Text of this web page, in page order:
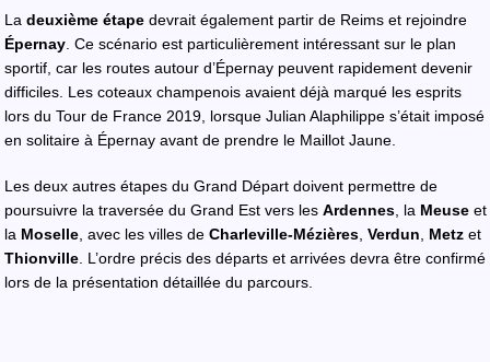
La deuxième étape devrait également partir de Reims et rejoindre
Épernay . Ce scénario est particulièrement intéressant sur le plan
sportif, car les routes autour d’Épernay peuvent rapidement devenir
difficiles. Les coteaux champenois avaient déjà marqué les esprits
lors du Tour de France 2019, lorsque Julian Alaphilippe s’était imposé
en solitaire à Épernay avant de prendre le Maillot Jaune.
Les deux autres étapes du Grand Départ doivent permettre de
poursuivre la traversée du Grand Est vers les Ardennes , la Meuse et
la Moselle , avec les villes de Charleville-Mézières Verdun Metz et
Thionville . L’ordre précis des départs et arrivées devra être confirmé
lors de la présentation détaillée du parcours.